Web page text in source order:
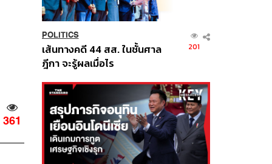
361
POLITICS
เส้นทางคดี 44 สส. ในชั้นศาล
ฎีกา จะรู้ผลเมื่อไร
201